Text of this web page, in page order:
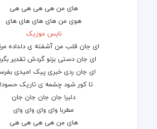
های من هی هی هی هی
هوی من های های های های
نایس موزیک
ای جان قلب من آشفته ی دلداده
ای جان دستی بزنو گردش تقدیر
ای جان ردی خبری پیک امیدی
تا کور شود چشمه ی تاریک
دلبرا جان جان جان جان
مطربا وای وای وای وای
های من هی هی هی هی